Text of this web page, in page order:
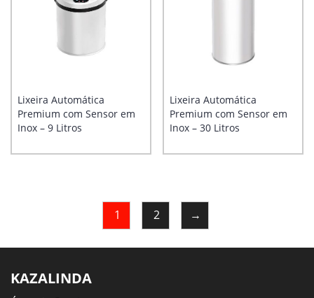
Lixeira Automática
Premium com Sensor em
Inox – 9 Litros
Lixeira Automática
Premium com Sensor em
Inox – 30 Litros
1 2 →
KAZALINDA